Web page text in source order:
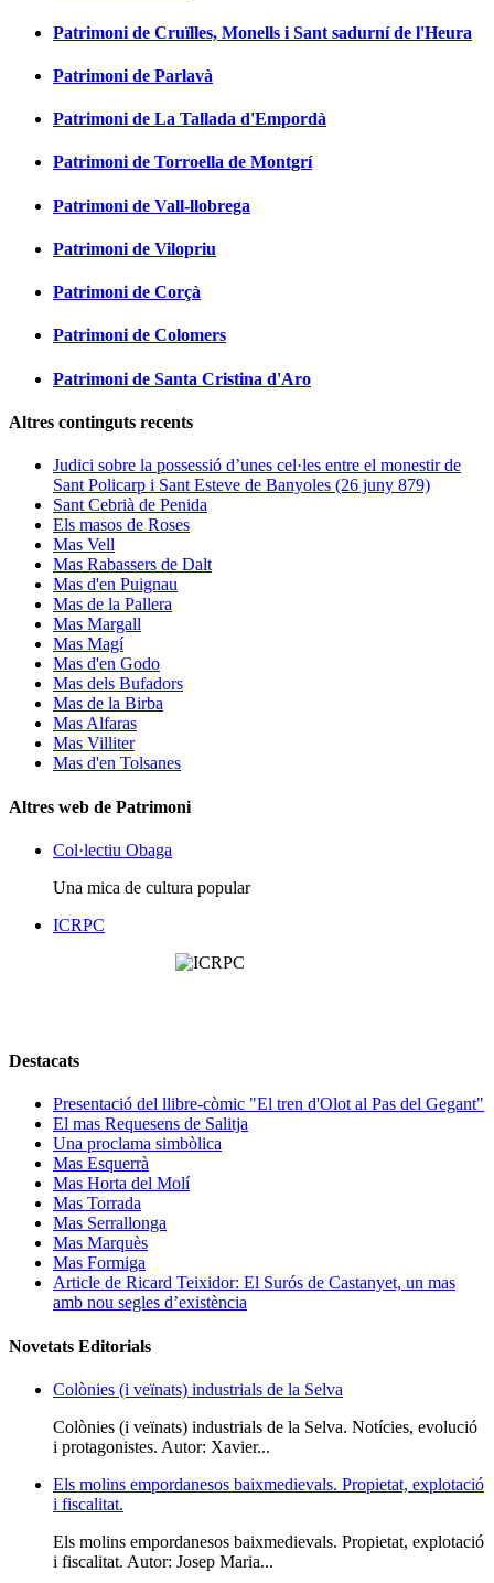
Patrimoni de Cruïlles, Monells i Sant sadurní de l'Heura
Patrimoni de Parlavà
Patrimoni de La Tallada d'Empordà
Patrimoni de Torroella de Montgrí
Patrimoni de Vall-llobrega
Patrimoni de Vilopriu
Patrimoni de Corçà
Patrimoni de Colomers
Patrimoni de Santa Cristina d'Aro
Altres continguts recents
Judici sobre la possessió d’unes cel·les entre el monestir de
Sant Policarp i Sant Esteve de Banyoles (26 juny 879)
Sant Cebrià de Penida
Els masos de Roses
Mas Vell
Mas Rabassers de Dalt
Mas d'en Puignau
Mas de la Pallera
Mas Margall
Mas Magí
Mas d'en Godo
Mas dels Bufadors
Mas de la Birba
Mas Alfaras
Mas Villiter
Mas d'en Tolsanes
Altres web de Patrimoni
Col·lectiu Obaga
Una mica de cultura popular
ICRPC
Destacats
Presentació del llibre-còmic "El tren d'Olot al Pas del Gegant"
El mas Requesens de Salitja
Una proclama simbòlica
Mas Esquerrà
Mas Horta del Molí
Mas Torrada
Mas Serrallonga
Mas Marquès
Mas Formiga
Article de Ricard Teixidor: El Surós de Castanyet, un mas
amb nou segles d’existència
Novetats Editorials
Colònies (i veïnats) industrials de la Selva
Colònies (i veïnats) industrials de la Selva. Notícies, evolució
i protagonistes. Autor: Xavier...
Els molins empordanesos baixmedievals. Propietat, explotació
i fiscalitat.
Els molins empordanesos baixmedievals. Propietat, explotació
i fiscalitat. Autor: Josep Maria...